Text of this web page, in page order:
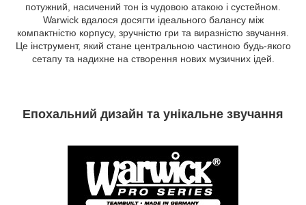
потужний, насичений тон із чудовою атакою і сустейном.
Warwick вдалося досягти ідеального балансу між
компактністю корпусу, зручністю гри та виразністю звучання.
Це інструмент, який стане центральною частиною будь-якого
сетапу та надихне на створення нових музичних ідей.
Епохальний дизайн та унікальне звучання